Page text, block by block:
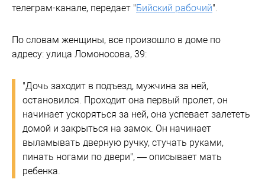
телеграм-канале, передает "Бийский рабочий".
По словам женщины, все произошло в доме по
адресу: улица Ломоносова, 39:
"Дочь заходит в подъезд, мужчина за ней,
остановился. Проходит она первый пролет, он
начинает ускоряться за ней, она успевает залететь
домой и закрыться на замок. Он начинает
выламывать дверную ручку, стучать руками,
пинать ногами по двери", — описывает мать
ребенка.